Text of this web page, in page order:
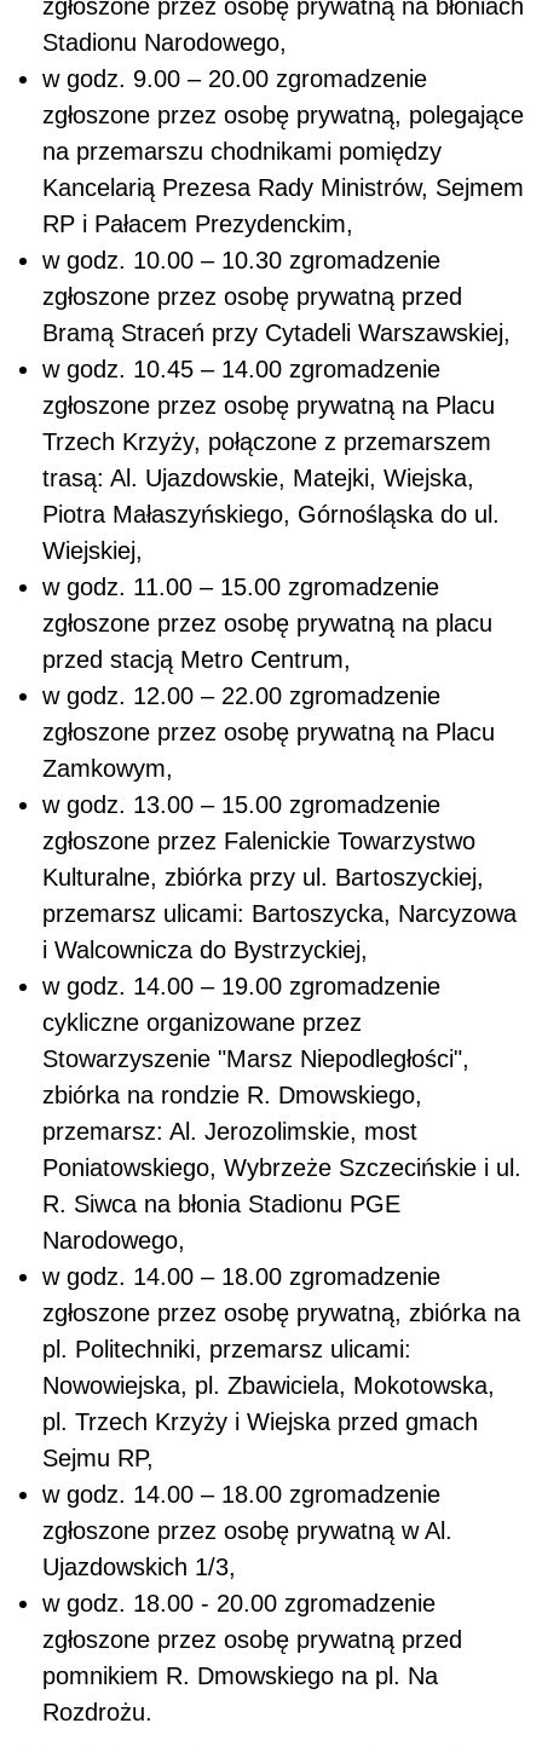
zgłoszone przez osobę prywatną na błoniach
Stadionu Narodowego,
w godz. 9.00 – 20.00 zgromadzenie
zgłoszone przez osobę prywatną, polegające
na przemarszu chodnikami pomiędzy
Kancelarią Prezesa Rady Ministrów, Sejmem
RP i Pałacem Prezydenckim,
w godz. 10.00 – 10.30 zgromadzenie
zgłoszone przez osobę prywatną przed
Bramą Straceń przy Cytadeli Warszawskiej,
w godz. 10.45 – 14.00 zgromadzenie
zgłoszone przez osobę prywatną na Placu
Trzech Krzyży, połączone z przemarszem
trasą: Al. Ujazdowskie, Matejki, Wiejska,
Piotra Małaszyńskiego, Górnośląska do ul.
Wiejskiej,
w godz. 11.00 – 15.00 zgromadzenie
zgłoszone przez osobę prywatną na placu
przed stacją Metro Centrum,
w godz. 12.00 – 22.00 zgromadzenie
zgłoszone przez osobę prywatną na Placu
Zamkowym,
w godz. 13.00 – 15.00 zgromadzenie
zgłoszone przez Falenickie Towarzystwo
Kulturalne, zbiórka przy ul. Bartoszyckiej,
przemarsz ulicami: Bartoszycka, Narcyzowa
i Walcownicza do Bystrzyckiej,
w godz. 14.00 – 19.00 zgromadzenie
cykliczne organizowane przez
Stowarzyszenie "Marsz Niepodległości",
zbiórka na rondzie R. Dmowskiego,
przemarsz: Al. Jerozolimskie, most
Poniatowskiego, Wybrzeże Szczecińskie i ul.
R. Siwca na błonia Stadionu PGE
Narodowego,
w godz. 14.00 – 18.00 zgromadzenie
zgłoszone przez osobę prywatną, zbiórka na
pl. Politechniki, przemarsz ulicami:
Nowowiejska, pl. Zbawiciela, Mokotowska,
pl. Trzech Krzyży i Wiejska przed gmach
Sejmu RP,
w godz. 14.00 – 18.00 zgromadzenie
zgłoszone przez osobę prywatną w Al.
Ujazdowskich 1/3,
w godz. 18.00 - 20.00 zgromadzenie
zgłoszone przez osobę prywatną przed
pomnikiem R. Dmowskiego na pl. Na
Rozdrożu.